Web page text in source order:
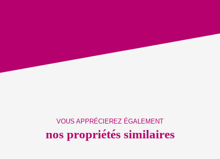
VOUS APPRÉCIEREZ ÉGALEMENT
nos propriétés similaires